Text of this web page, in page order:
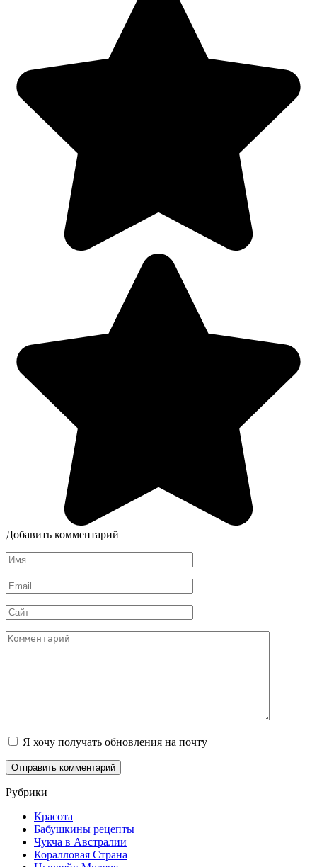
Добавить комментарий
Имя
*
Email
*
Сайт
Комментарий
Я хочу получать обновления на почту
Рубрики
Красота
Бабушкины рецепты
Чукча в Австралии
Коралловая Страна